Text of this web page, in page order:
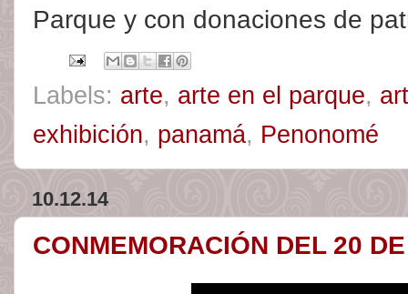
Parque y con donaciones de
Labels: arte, arte en el parque,
exhibición, panamá, Penonomé
10.12.14
CONMEMORACIÓN DEL 20